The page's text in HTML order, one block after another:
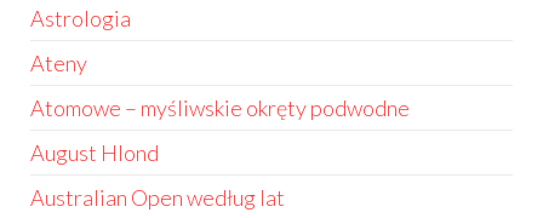
Astrologia
Ateny
Atomowe – myśliwskie okręty podwodne
August Hlond
Australian Open według lat